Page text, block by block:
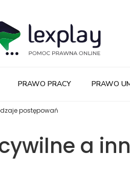
PRAWO PRACY PRAWO
postępowań
a